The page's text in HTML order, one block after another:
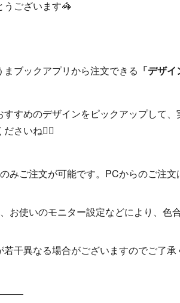
うございます🦓
ブックアプリから注文できる 「デザイ
すめのデザインをピックアップして
さいね💁‍♀️
みご注文が可能です。PCからのご注
お使いのモニター設定などにより、色
干異なる場合がございますのでご了承